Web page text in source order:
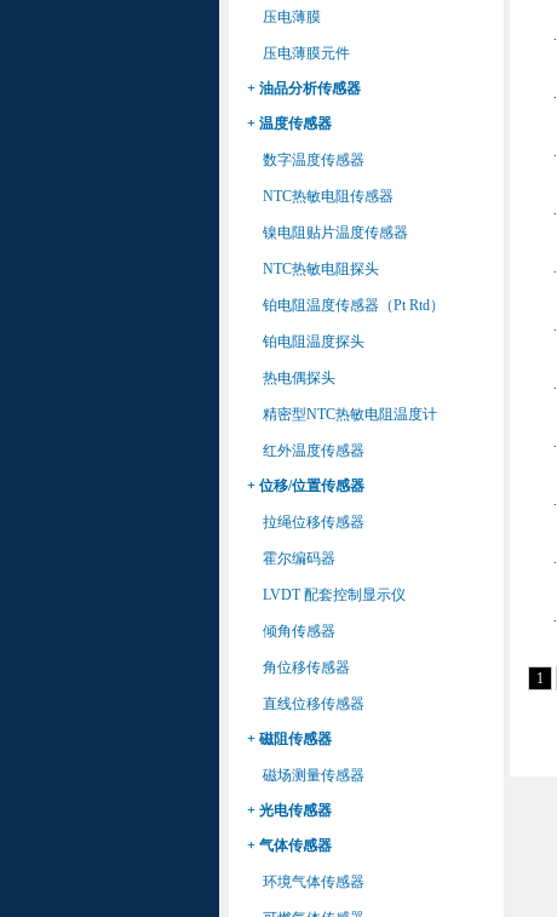
压电薄膜
压电薄膜元件
+ 油品分析传感器
+ 温度传感器
数字温度传感器
NTC热敏电阻传感器
镍电阻贴片温度传感器
NTC热敏电阻探头
铂电阻温度传感器（Pt Rtd）
铂电阻温度探头
热电偶探头
精密型NTC热敏电阻温度计
红外温度传感器
+ 位移/位置传感器
拉绳位移传感器
霍尔编码器
LVDT 配套控制显示仪
倾角传感器
角位移传感器
直线位移传感器
+ 磁阻传感器
磁场测量传感器
+ 光电传感器
+ 气体传感器
环境气体传感器
·
·
·
·
·
·
·
·
·
·
·
1